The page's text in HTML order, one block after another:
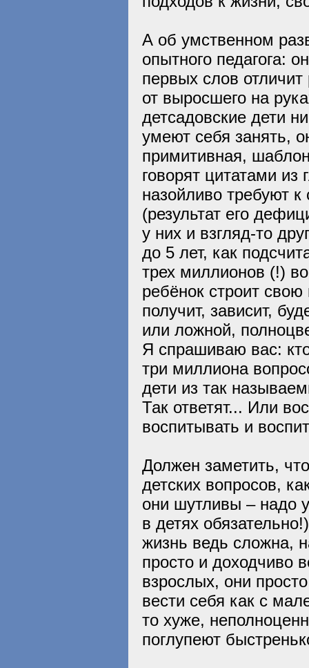
А об умственном
опытного педагога:
первых слов
от выросшего на
детсадовские дети
умеют себя занять,
примитивная,
говорят цитатами
назойливо требуют
(результат его
у них и взгляд-то
до 5 лет, как
трех миллионов (!)
ребёнок строит свою
получит, зависит,
или ложной,
Я спрашиваю вас:
три миллиона
дети из так
Так ответят... Или
воспитывать и
Должен заметить,
детских вопросов,
они шутливы – надо
в детях
жизнь ведь сложна,
просто и доходчиво
взрослых, они
вести себя как с
то хуже,
поглупеют